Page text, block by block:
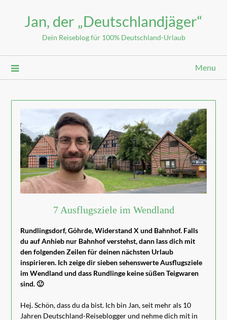
Jan, der „Deutschlandjäger“
Dein Reiseblog für 100% Deutschland-Urlaub
Menu
7 Ausflugsziele im Wendland
Rundlingsdorf, Göhrde, Widerstand X und Bahnhof. Falls
du auf Anhieb nur Bahnhof verstehst, dann lass dich mit
den folgenden Zeilen für deinen nächsten Urlaub
inspirieren. Ich zeige dir sieben sehenswerte Ausflugsziele
im Wendland und dass Rundlinge keine süßen Teigwaren
sind. 🙂
Hej. Schön, dass du da bist. Ich bin Jan, seit mehr als 10
Jahren Deutschland-Reiseblogger und nehme dich mit in